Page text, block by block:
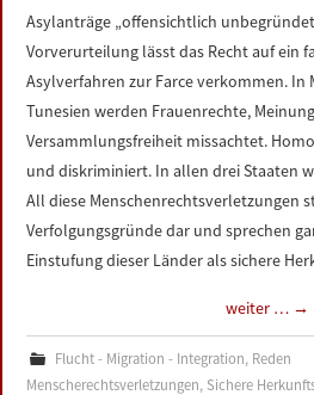
Asylanträge „offensichtlich
Vorverurteilung lässt das Recht auf ein
Asylverfahren zur Farce verkommen. In
Tunesien werden Frauenrechte,
Versammlungsfreiheit missachtet.
und diskriminiert. In allen drei Staaten
All diese Menschenrechtsverletzungen
Verfolgungsgründe dar und sprechen
Einstufung dieser Länder als sichere
weiter … →
Flucht - Migration - Integration, Reden
Menscherechtsverletzungen, Sichere